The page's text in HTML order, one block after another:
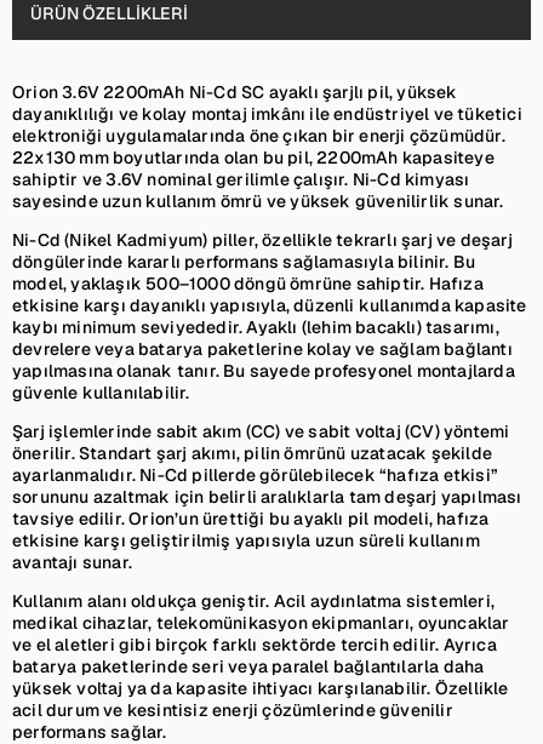
ÜRÜN ÖZELLIKLERI
Orion 3.6V 2200mAh Ni-Cd SC ayaklı şarjlı pil, yüksek
dayanıklılığı ve kolay montaj imkânı ile endüstriyel ve tüketici
elektroniği uygulamalarında öne çıkan bir enerji çözümüdür.
22x130 mm boyutlarında olan bu pil, 2200mAh kapasiteye
sahiptir ve 3.6V nominal gerilimle çalışır. Ni-Cd kimyası
sayesinde uzun kullanım ömrü ve yüksek güvenilirlik sunar.
Ni-Cd (Nikel Kadmiyum) piller, özellikle tekrarlı şarj ve deşarj
döngülerinde kararlı performans sağlamasıyla bilinir. Bu
model, yaklaşık 500–1000 döngü ömrüne sahiptir. Hafıza
etkisine karşı dayanıklı yapısıyla, düzenli kullanımda kapasite
kaybı minimum seviyededir. Ayaklı (lehim bacaklı) tasarımı,
devrelere veya batarya paketlerine kolay ve sağlam bağlantı
yapılmasına olanak tanır. Bu sayede profesyonel montajlarda
güvenle kullanılabilir.
Şarj işlemlerinde sabit akım (CC) ve sabit voltaj (CV) yöntemi
önerilir. Standart şarj akımı, pilin ömrünü uzatacak şekilde
ayarlanmalıdır. Ni-Cd pillerde görülebilecek “hafıza etkisi”
sorununu azaltmak için belirli aralıklarla tam deşarj yapılması
tavsiye edilir. Orion’un ürettiği bu ayaklı pil modeli, hafıza
etkisine karşı geliştirilmiş yapısıyla uzun süreli kullanım
avantajı sunar.
Kullanım alanı oldukça geniştir. Acil aydınlatma sistemleri,
medikal cihazlar, telekomünikasyon ekipmanları, oyuncaklar
ve el aletleri gibi birçok farklı sektörde tercih edilir. Ayrıca
batarya paketlerinde seri veya paralel bağlantılarla daha
yüksek voltaj ya da kapasite ihtiyacı karşılanabilir. Özellikle
acil durum ve kesintisiz enerji çözümlerinde güvenilir
performans sağlar.